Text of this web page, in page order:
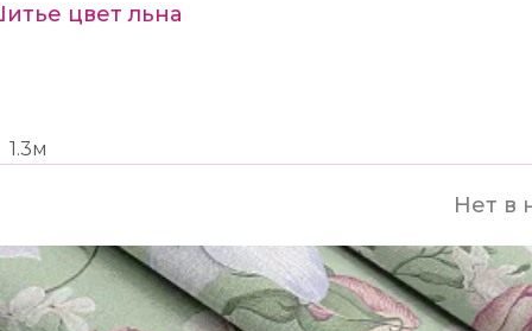
цвет льна
1.3м
Нет в